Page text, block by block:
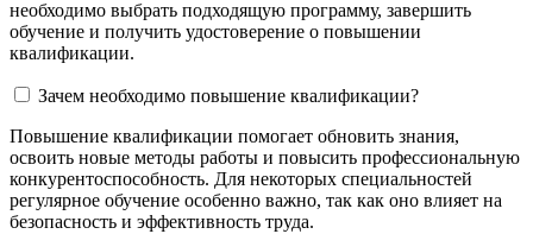
необходимо выбрать подходящую программу, завершить
обучение и получить удостоверение о повышении
квалификации.
Зачем необходимо повышение квалификации?
Повышение квалификации помогает обновить знания,
освоить новые методы работы и повысить профессиональную
конкурентоспособность. Для некоторых специальностей
регулярное обучение особенно важно, так как оно влияет на
безопасность и эффективность труда.